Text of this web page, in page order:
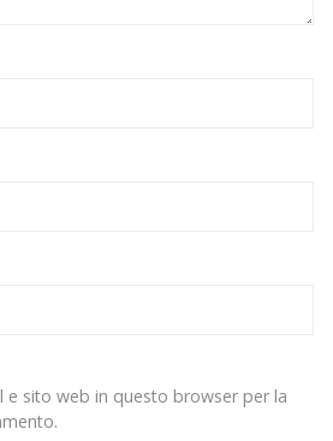
e sito web in questo browser per la